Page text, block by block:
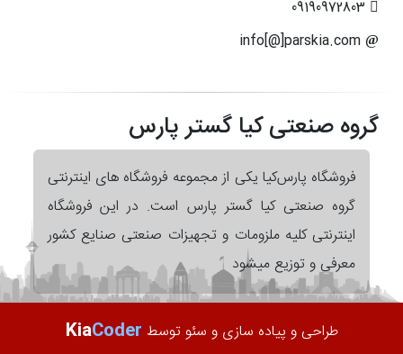
گروه صنعتی کیا گستر پارس
فروشگاه پارس‌کیا یکی از مجموعه فروشگاه های اینترنتی
گروه صنعتی کیا گستر پارس است. در این فروشگاه
اینترنتی کلیه ملزومات و تجهیزات صنعتی صنایع کشور
معرفی و توزیع میشود
طراحی و پیاده سازی و سئو توسط KiaCoder